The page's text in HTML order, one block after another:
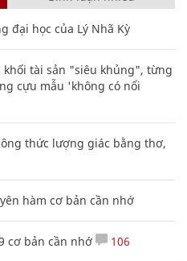
đại học của Lý Nhã Kỳ
tài sản "siêu khủng", từng
cựu mẫu 'không có nổi
thức lượng giác bằng thơ,
hàm cơ bản cần nhớ
cơ bản cần nhớ 106